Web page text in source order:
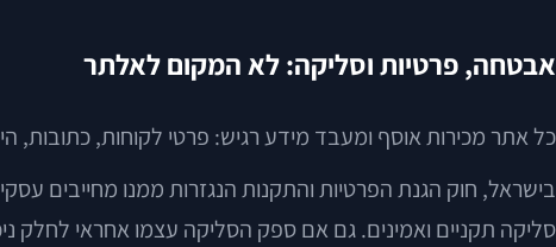
אבטחה, פרטיות וסליקה: לא המקום לאלתר
כל אתר מכירות אוסף ומעבד מידע רגיש: פרטי לקוחות, כתובות,
בישראל, חוק הגנת הפרטיות והתקנות הנגזרות ממנו מחייבים
סליקה תקניים ואמינים. גם אם ספק הסליקה עצמו אחראי לחלק